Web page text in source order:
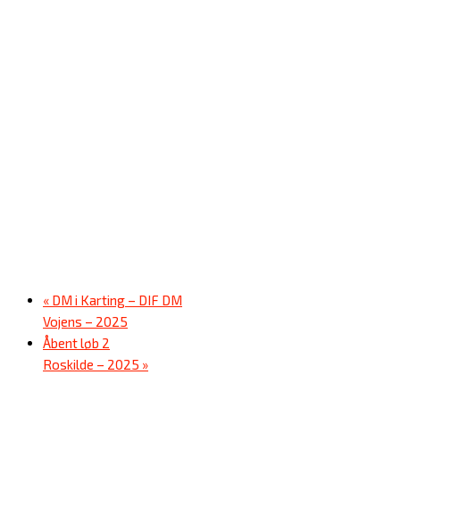
« DM i Karting – DIF DM
Vojens – 2025
Åbent løb 2
Roskilde – 2025 »